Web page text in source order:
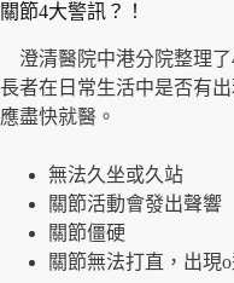
關節4大警訊？！
澄清醫院中港分院整理了
長者在日常生活中是否有
應盡快就醫。
無法久坐或久站
關節活動會發出聲響
關節僵硬
關節無法打直，出現